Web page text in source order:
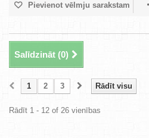
Pievienot vēlmju sarakstam
Salīdzināt (0)
Rādīt visu
1 2 3
Rādīt 1 - 12 of 26 vienības